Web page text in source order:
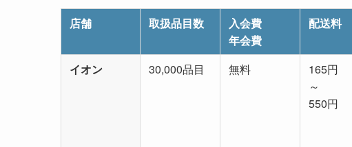
店舗 取扱品目数
入会費
年会費
配送料
イオン 30,000品目 無料
165円
～
550円